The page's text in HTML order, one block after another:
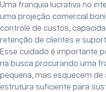
Uma franquia lucrativa no
uma projeção comercial
controle de custos,
retenção de clientes e
Esse cuidado é importante
na busca procurando uma
pequena, mas esquecem
estrutura suficiente para